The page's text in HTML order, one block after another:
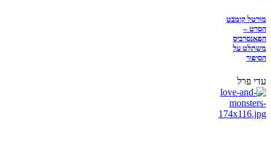
מורטל קומבט
הסרט –
הפאנסרביס
משתלט על
הסיפור
עדי פרל